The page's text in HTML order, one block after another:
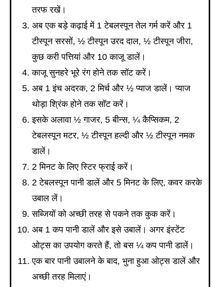
तरफ रखें।
अब एक बड़े कढ़ाई में 1 टेबलस्पून तेल गर्म करें और 1
टीस्पून सरसों, ½ टीस्पून उरद दाल, ½ टीस्पून जीरा,
कुछ करी पत्तियां और 10 काजू डालें।
काजू सुनहरे भूरे रंग होने तक सॉट करें।
अब 1 इंच अदरक, 2 मिर्च और ½ प्याज डालें। प्याज
थोड़ा श्रिंक होने तक सॉट करें।
इसके अलावा ½ गाजर, 5 बीन्स, ¼ कैप्सिकम, 2
टेबलस्पून मटर, ½ टीस्पून हल्दी और ½ टीस्पून नमक
डालें।
2 मिनट के लिए स्टिर फ्राई करें।
2 टेबलस्पून पानी डालें और 5 मिनट के लिए, कवर करके
उबाल लें।
सब्जियों को अच्छी तरह से पकने तक कुक करें।
अब 1 कप पानी डालें और इसे उबालें। अगर इंस्टेंट
ओट्स का उपयोग करते हैं, तो बस ¼ कप पानी डालें।
एक बार पानी उबालने के बाद, भुना हुआ ओट्स डालें और
अच्छी तरह मिलाएं।